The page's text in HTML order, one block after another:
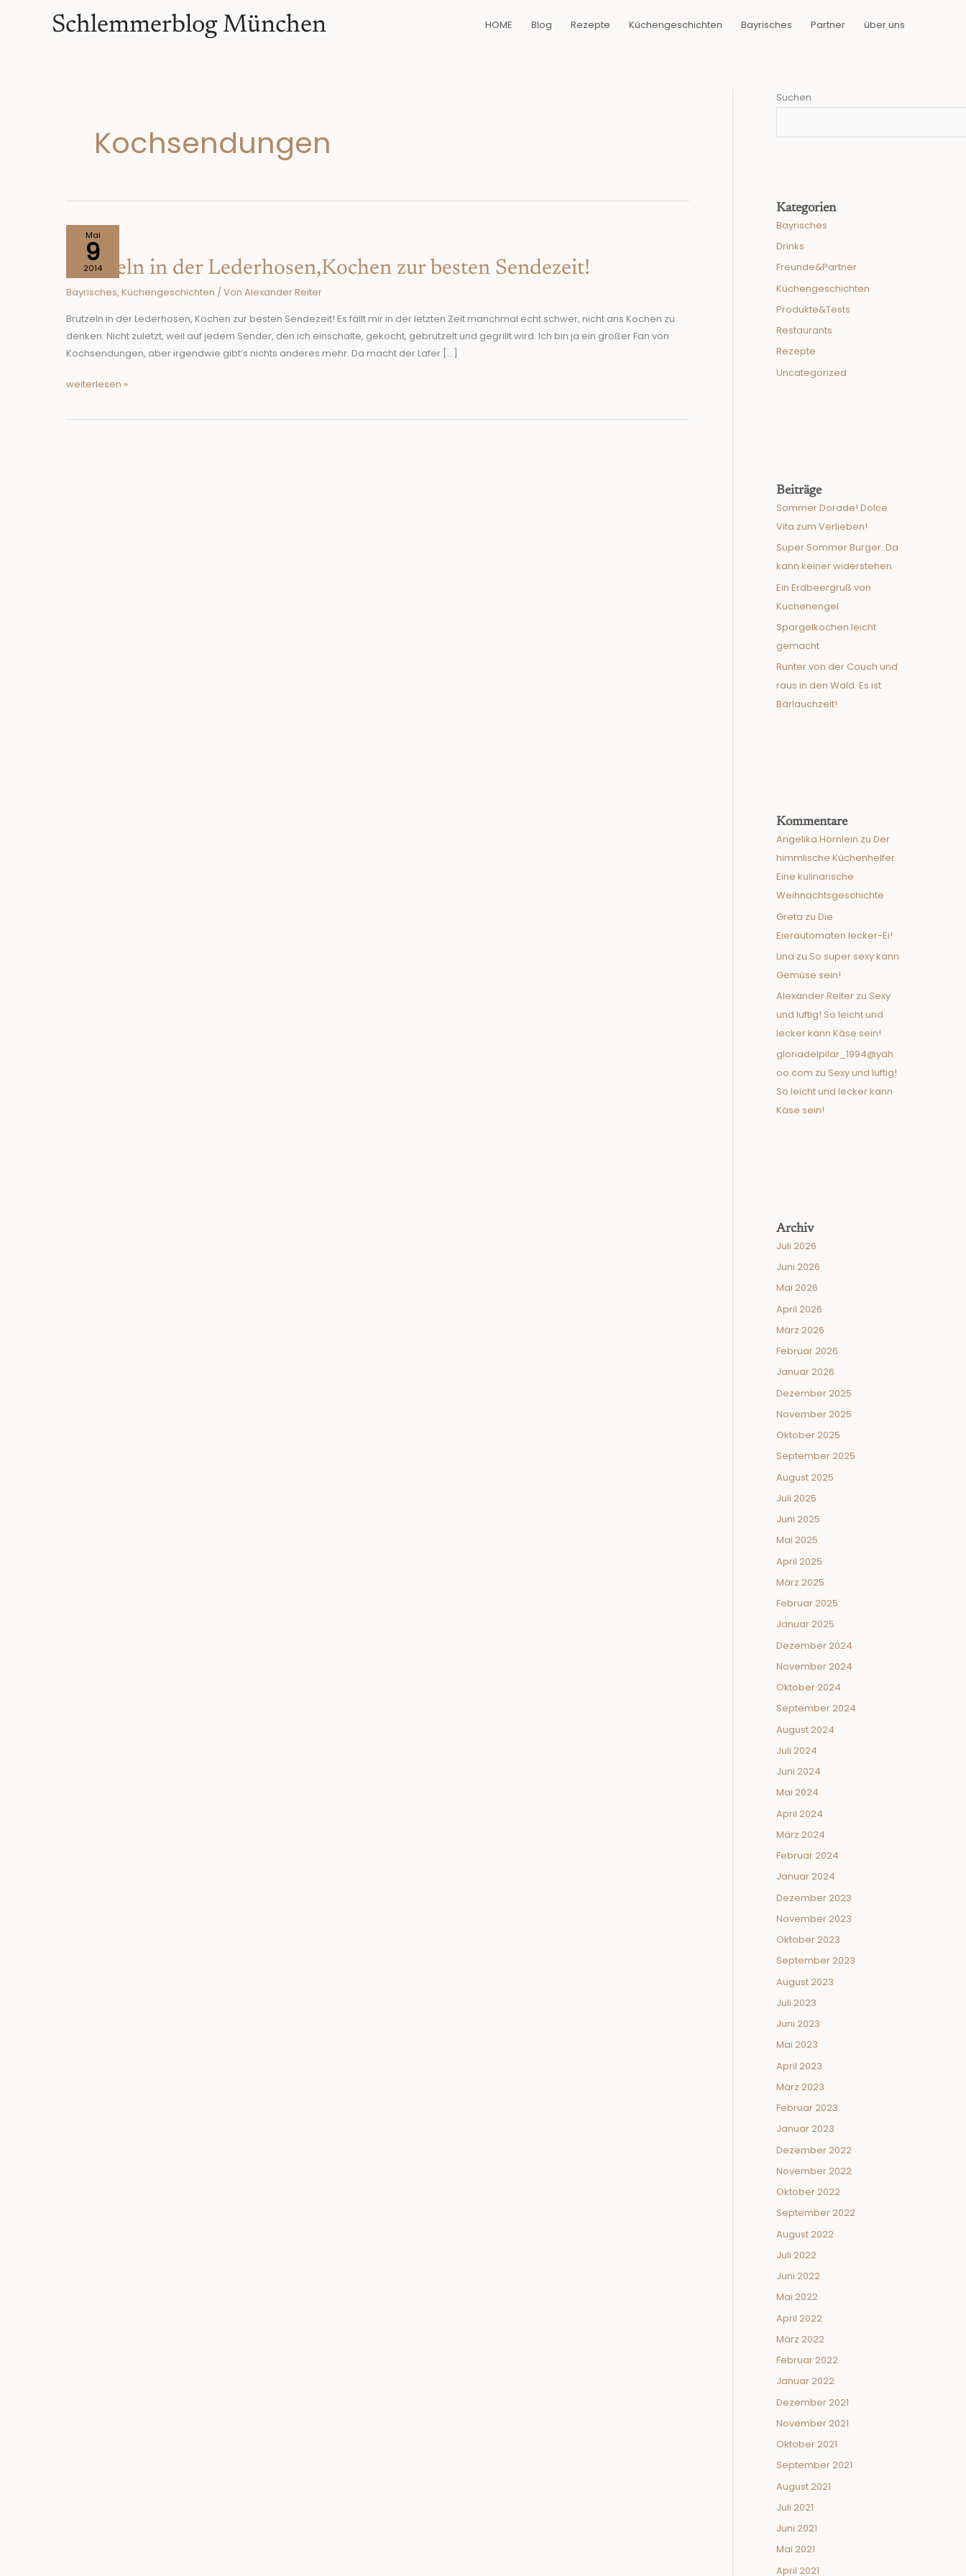
Schlemmerblog München HOME Blog Rezepte Küchengeschichten Bayrisches Partner über uns
Kochsendungen
Mai
9
2014
Brutzeln in der Lederhosen,Kochen zur besten Sendezeit!
Bayrisches, Küchengeschichten / Von Alexander Reiter
Brutzeln in der Lederhosen, Kochen zur besten Sendezeit! Es fällt mir in der letzten Zeit manchmal echt schwer, nicht ans Kochen zu
denken. Nicht zuletzt, weil auf jedem Sender, den ich einschalte, gekocht, gebrutzelt und gegrillt wird. Ich bin ja ein großer Fan von
Kochsendungen, aber irgendwie gibt’s nichts anderes mehr. Da macht der Lafer […]
Brutzeln
zur
besten
Sendezeit!
weiterlesen »
Suchen
Kategorien
Bayrisches
Drinks
Freunde&Partner
Küchengeschichten
Produkte&Tests
Restaurants
Rezepte
Uncategorized
Beiträge
Sommer Dorade! Dolce
Vita zum Verlieben!
Super Sommer Burger. Da
kann keiner widerstehen
Ein Erdbeergruß von
Kuchenengel
Spargelkochen leicht
gemacht
Runter von der Couch und
raus in den Wald. Es ist
Bärlauchzeit!
Kommentare
Angelika Hörnlein zu Der
himmlische Küchenhelfer.
Eine kulinarische
Weihnachtsgeschichte
Greta zu Die
Eierautomaten lecker-Ei!
Lina zu So super sexy kann
Gemüse sein!
Alexander Reiter zu Sexy
und luftig! So leicht und
lecker kann Käse sein!
gloriadelpilar_1994@yah
oo.com zu Sexy und luftig!
So leicht und lecker kann
Käse sein!
Archiv
Juli 2026
Juni 2026
Mai 2026
April 2026
März 2026
Februar 2026
Januar 2026
Dezember 2025
November 2025
Oktober 2025
September 2025
August 2025
Juli 2025
Juni 2025
Mai 2025
April 2025
März 2025
Februar 2025
Januar 2025
Dezember 2024
November 2024
Oktober 2024
September 2024
August 2024
Juli 2024
Juni 2024
Mai 2024
April 2024
März 2024
Februar 2024
Januar 2024
Dezember 2023
November 2023
Oktober 2023
September 2023
August 2023
Juli 2023
Juni 2023
Mai 2023
April 2023
März 2023
Februar 2023
Januar 2023
Dezember 2022
November 2022
Oktober 2022
September 2022
August 2022
Juli 2022
Juni 2022
Mai 2022
April 2022
März 2022
Februar 2022
Januar 2022
Dezember 2021
November 2021
Oktober 2021
September 2021
August 2021
Juli 2021
Juni 2021
Mai 2021
April 2021